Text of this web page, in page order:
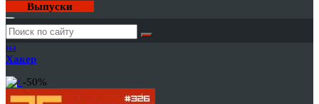
Выпуски
Годовая
подписка
на
Хакер
-50%